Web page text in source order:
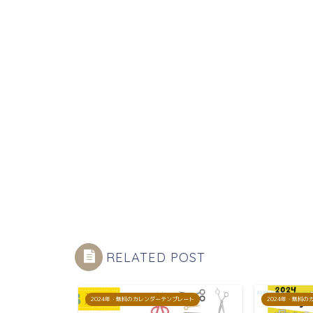
RELATED POST
2024年・無料のカレンダーテンプレート 2024年・無料の